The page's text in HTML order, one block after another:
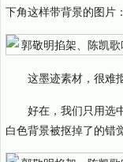
下角这样带背景的图片：
这墨迹素材，很难
好在，我们只用选
白色背景被抠掉了的错